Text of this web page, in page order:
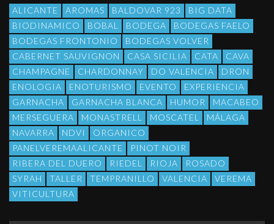
ALICANTE AROMAS BALDOVAR 923
BIG DATA
BIODINAMICO
BOBAL BODEGA
BODEGAS FAELO
BODEGAS FRONTONIO
BODEGAS VOLVER
CABERNET SAUVIGNON
CASA SICILIA CATA
CAVA
CHAMPAGNE
CHARDONNAY DO VALENCIA
DRON
ENOLOGIA
ENOTURISMO EVENTO
EXPERIENCIA
GARNACHA
GARNACHA BLANCA HUMOR
MACABEO
MERSEGUERA
MONASTRELL MOSCATEL
MÁLAGA
NAVARRA
NDVI
ORGANICO
PANELVEREMAALICANTE
PINOT NOIR
RIBERA DEL DUERO
RIEDEL RIOJA
ROSADO
SYRAH
TALLER TEMPRANILLO VALENCIA
VEREMA
VITICULTURA